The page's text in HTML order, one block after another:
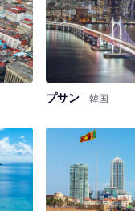
プサン 韓国